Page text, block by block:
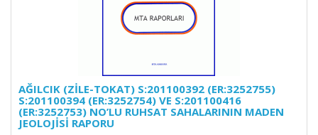
AĞILCIK (ZİLE-TOKAT) S:201100392 (ER:3252755)
S:201100394 (ER:3252754) VE S:201100416
(ER:3252753) NO’LU RUHSAT SAHALARININ MADEN
JEOLOJİSİ RAPORU